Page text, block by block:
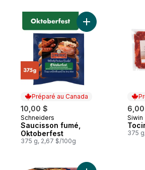
Préparé au Canada
10,00 $
Préparé au Canada
Schneiders
Saucisson fumé,
Oktoberfest
375 g, 2,67 $/100g
Ajouter
Siwin
375